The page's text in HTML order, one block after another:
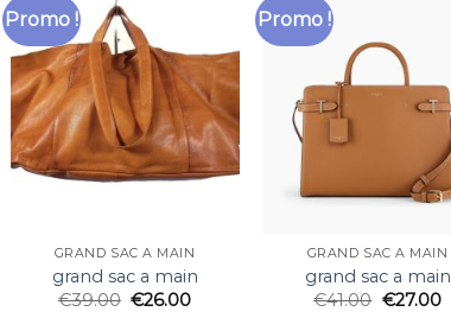
Promo !
GRAND SAC A MAIN
grand sac a main
€39.00 €26.00
Promo !
GRAND SAC A MAIN
grand sac a main
€41.00 €27.00